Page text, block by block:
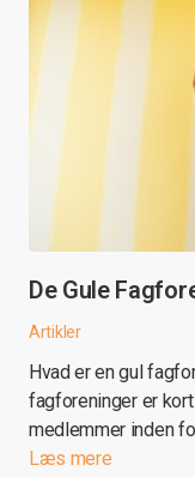
De Gule
Artikler
Hvad er en gul
fagforeninger er
medlemmer inden
Læs mere